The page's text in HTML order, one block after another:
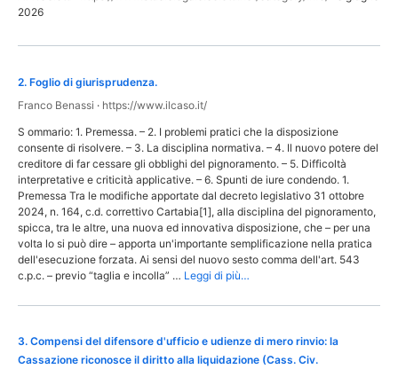
2026
2. Foglio di giurisprudenza.
Franco Benassi · https://www.ilcaso.it/
S ommario: 1. Premessa. – 2. I problemi pratici che la disposizione
consente di risolvere. – 3. La disciplina normativa. – 4. Il nuovo potere del
creditore di far cessare gli obblighi del pignoramento. – 5. Difficoltà
interpretative e criticità applicative. – 6. Spunti de iure condendo. 1.
Premessa Tra le modifiche apportate dal decreto legislativo 31 ottobre
2024, n. 164, c.d. correttivo Cartabia[1], alla disciplina del pignoramento,
spicca, tra le altre, una nuova ed innovativa disposizione, che – per una
volta lo si può dire – apporta un'importante semplificazione nella pratica
dell'esecuzione forzata. Ai sensi del nuovo sesto comma dell'art. 543
c.p.c. – previo “taglia e incolla” … Leggi di più…
3. Compensi del difensore d'ufficio e udienze di mero rinvio: la
Cassazione riconosce il diritto alla liquidazione (Cass. Civ.